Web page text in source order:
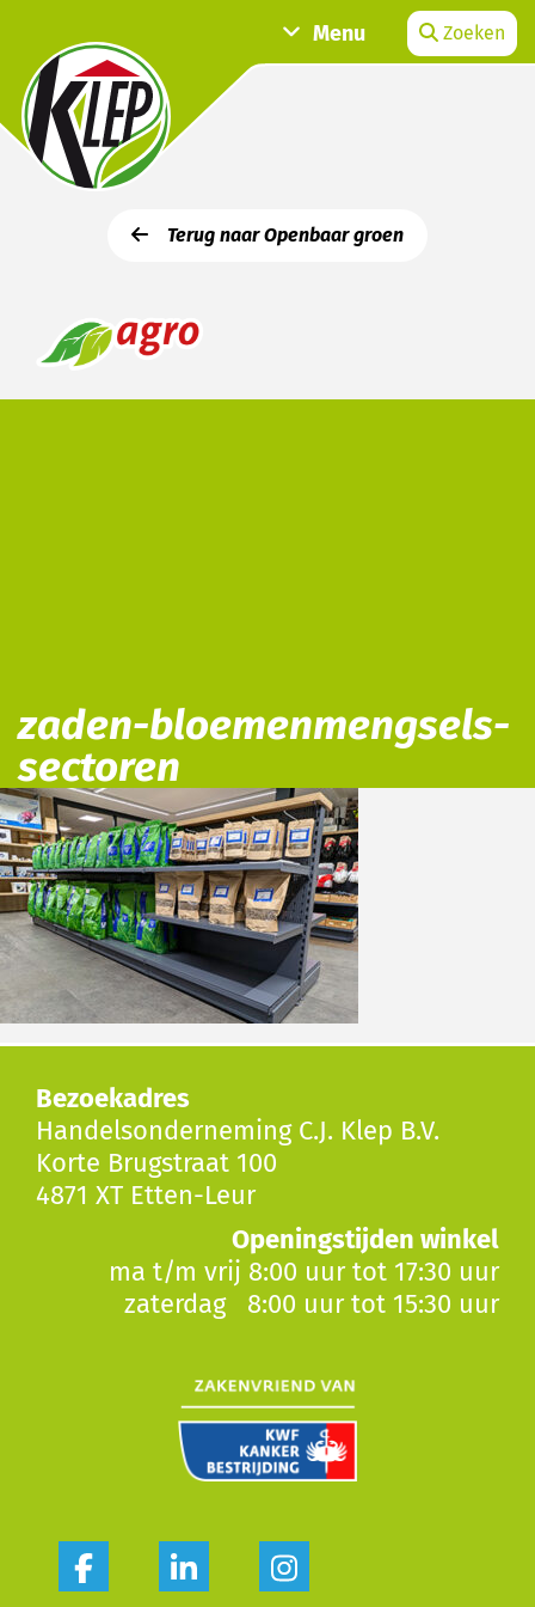
Menu Zoeken
Terug naar Openbaar groen
zaden-bloemenmengsels-
sectoren
Bezoekadres
Handelsonderneming C.J. Klep B.V.
Korte Brugstraat 100
4871 XT Etten-Leur
Openingstijden winkel
ma t/m vrij 8:00 uur tot 17:30 uur
zaterdag 8:00 uur tot 15:30 uur